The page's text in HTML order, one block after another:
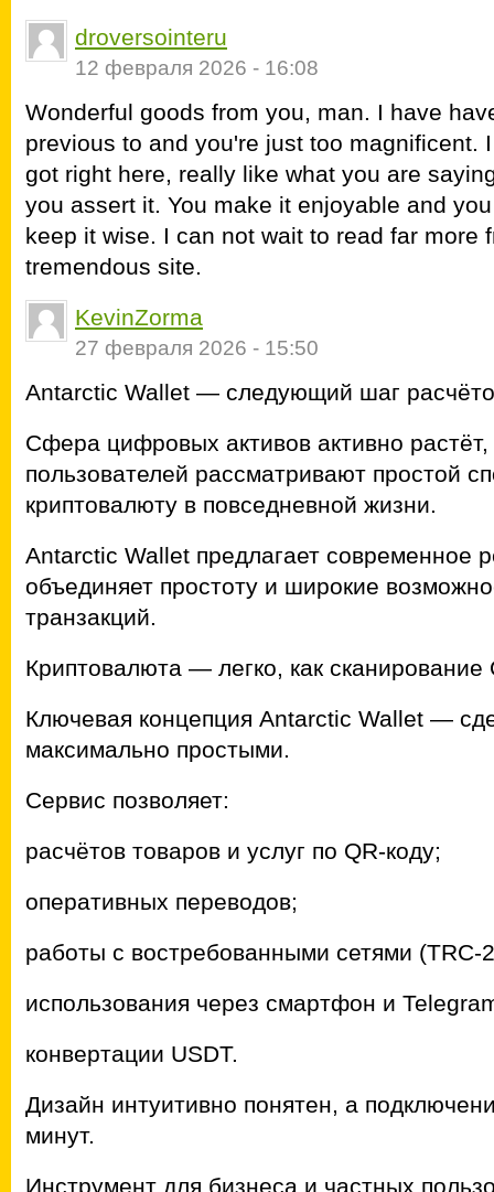
droversointeru
12 февраля 2026 - 16:08
Wonderful goods from you, man. I have
previous to and you're just too magnificent.
got right here, really like what you are
you assert it. You make it enjoyable and
keep it wise. I can not wait to read far more
tremendous site.
KevinZorma
27 февраля 2026 - 15:50
Antarctic Wallet — следующий шаг
Сфера цифровых активов активно
пользователей рассматривают простой
криптовалюту в повседневной жизни.
Antarctic Wallet предлагает современное
объединяет простоту и широкие
транзакций.
Криптовалюта — легко, как сканирование
Ключевая концепция Antarctic Wallet —
максимально простыми.
Сервис позволяет:
расчётов товаров и услуг по QR-коду;
оперативных переводов;
работы с востребованными сетями (TRC-
использования через смартфон и
конвертации USDT.
Дизайн интуитивно понятен, а
минут.
Инструмент для бизнеса и частных